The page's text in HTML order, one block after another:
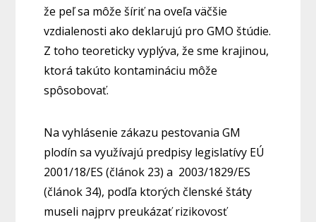
že peľ sa môže šíriť na oveľa väčšie
vzdialenosti ako deklarujú pro GMO štúdie.
Z toho teoreticky vyplýva, že sme krajinou,
ktorá takúto kontamináciu môže
spôsobovať.
Na vyhlásenie zákazu pestovania GM
plodín sa využívajú predpisy legislatívy EÚ
2001/18/ES (článok 23) a 2003/1829/ES
(článok 34), podľa ktorých členské štáty
museli najprv preukázať rizikovosť